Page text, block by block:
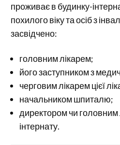
проживає в будинку-
похилого віку та осіб з
засвідчено:
головним лікарем;
його заступником з
черговим лікарем цієї
начальником шпиталю;
директором чи головним
інтернату.